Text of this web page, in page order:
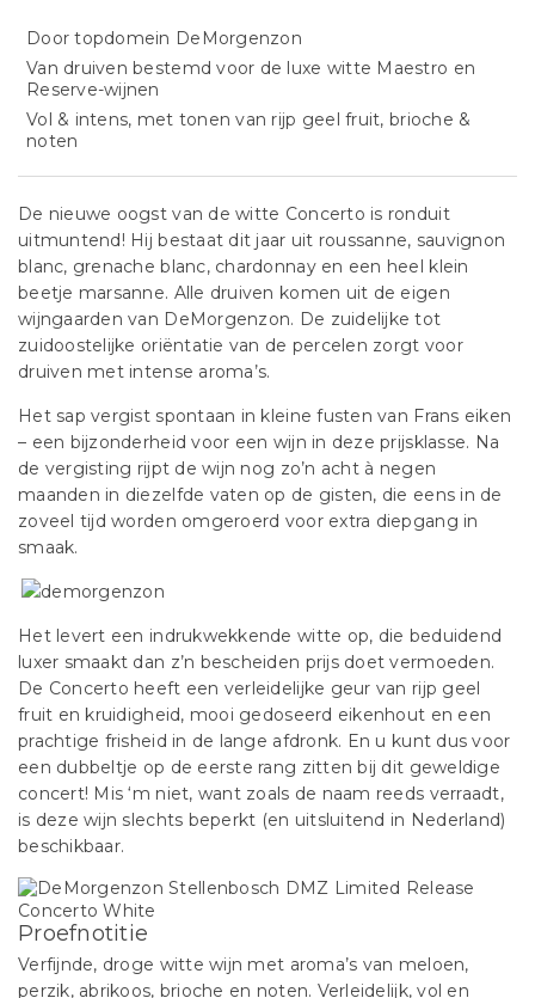
Door topdomein DeMorgenzon
Van druiven bestemd voor de luxe witte Maestro en
Reserve-wijnen
Vol & intens, met tonen van rijp geel fruit, brioche &
noten
De nieuwe oogst van de witte Concerto is ronduit
uitmuntend! Hij bestaat dit jaar uit roussanne, sauvignon
blanc, grenache blanc, chardonnay en een heel klein
beetje marsanne. Alle druiven komen uit de eigen
wijngaarden van DeMorgenzon. De zuidelijke tot
zuidoostelijke oriëntatie van de percelen zorgt voor
druiven met intense aroma’s.
Het sap vergist spontaan in kleine fusten van Frans eiken
– een bijzonderheid voor een wijn in deze prijsklasse. Na
de vergisting rijpt de wijn nog zo’n acht à negen
maanden in diezelfde vaten op de gisten, die eens in de
zoveel tijd worden omgeroerd voor extra diepgang in
smaak.
Het levert een indrukwekkende witte op, die beduidend
luxer smaakt dan z’n bescheiden prijs doet vermoeden.
De Concerto heeft een verleidelijke geur van rijp geel
fruit en kruidigheid, mooi gedoseerd eikenhout en een
prachtige frisheid in de lange afdronk. En u kunt dus voor
een dubbeltje op de eerste rang zitten bij dit geweldige
concert! Mis ‘m niet, want zoals de naam reeds verraadt,
is deze wijn slechts beperkt (en uitsluitend in Nederland)
beschikbaar.
Proefnotitie
Verfijnde, droge witte wijn met aroma’s van meloen,
perzik, abrikoos, brioche en noten. Verleidelijk, vol en